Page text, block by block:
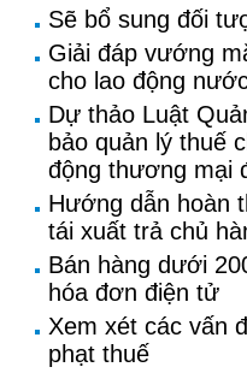
Sẽ bổ sung đối
Giải đáp vướng
cho lao động
Dự thảo Luật
bảo quản lý thuế
động thương mại
Hướng dẫn hoàn
tái xuất trả chủ
Bán hàng dưới
hóa đơn điện tử
Xem xét các vấn
phạt thuế